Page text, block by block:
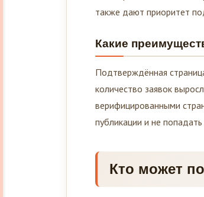
также дают приоритет
Какие
Подтверждённая
количество заявок
верифицированными
публикации и не
Кто может